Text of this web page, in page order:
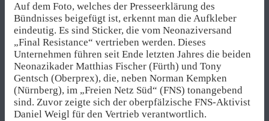
Auf dem Foto, welches der Presseerklärung des
Bündnisses beigefügt ist, erkennt man die Aufkleber
eindeutig. Es sind Sticker, die vom Neonaziversand
„Final Resistance“ vertrieben werden. Dieses
Unternehmen führen seit Ende letzten Jahres die beiden
Neonazikader Matthias Fischer (Fürth) und Tony
Gentsch (Oberprex), die, neben Norman Kempken
(Nürnberg), im „Freien Netz Süd“ (FNS) tonangebend
sind. Zuvor zeigte sich der oberpfälzische FNS-Aktivist
Daniel Weigl für den Vertrieb verantwortlich.